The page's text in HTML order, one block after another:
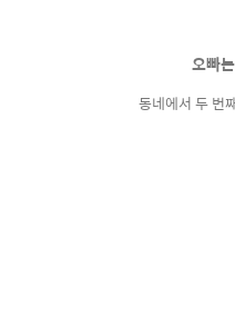
오빠
동네에서 두 번